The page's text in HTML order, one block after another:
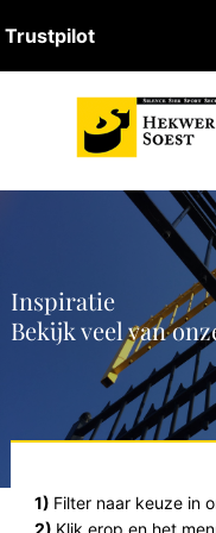
Trustpilot
Inspiratie
Bekijk veel van
1) Filter naar keuze in
2) Klik erop en het